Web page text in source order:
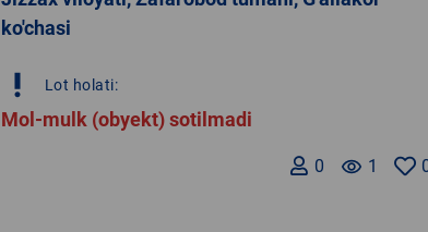
ko'chasi
priority_high Lot holati:
Mol-mulk (obyekt) sotilmadi
remove_red_eye 1
0